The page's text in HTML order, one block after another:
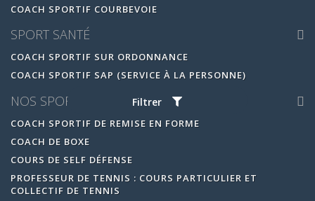
Filtrer
COACH SPORTIF COURBEVOIE
SPORT SANTÉ
COACH SPORTIF SUR ORDONNANCE
COACH SPORTIF SAP (SERVICE À LA PERSONNE)
NOS SPORTS
COACH SPORTIF DE REMISE EN FORME
COACH DE BOXE
COURS DE SELF DÉFENSE
PROFESSEUR DE TENNIS : COURS PARTICULIER ET
COLLECTIF DE TENNIS